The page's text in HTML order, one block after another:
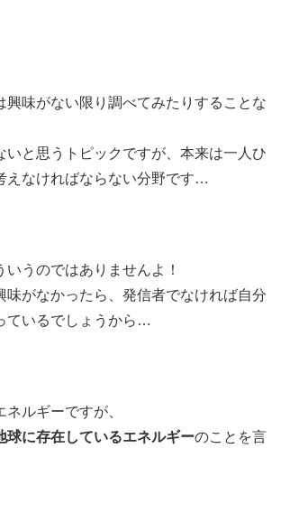
興味がない限り調べてみたりすることな
いと思うトピックですが、本来は一人ひ
えなければならない分野です…
いうのではありませんよ！
味がなかったら、発信者でなければ自分
ているでしょうから…
ルギーですが、
球に存在しているエネルギーのことを言